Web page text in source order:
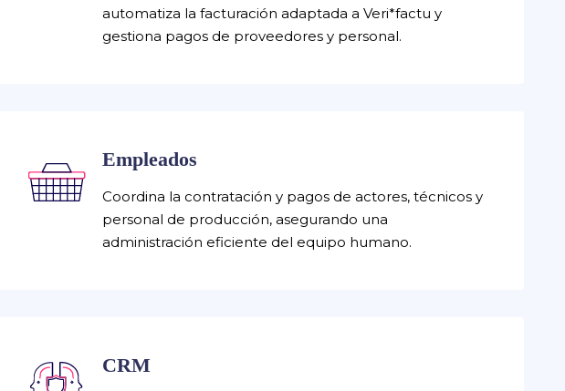
automatiza la facturación adaptada a Veri*factu y
gestiona pagos de proveedores y personal.
Empleados
Coordina la contratación y pagos de actores, técnicos y
personal de producción, asegurando una
administración eficiente del equipo humano.
CRM